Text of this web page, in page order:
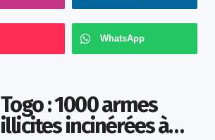
WhatsApp
Togo : 1000 armes
illicites incinérées à